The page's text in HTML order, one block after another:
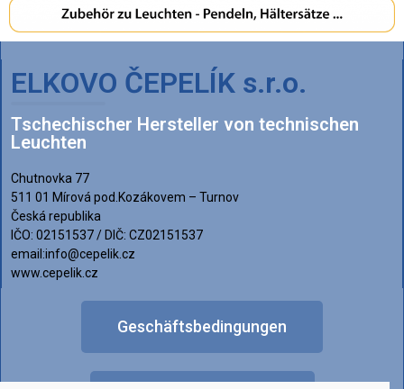
ELKOVO ČEPELÍK s.r.o.
Tschechischer Hersteller von technischen
Leuchten
Chutnovka 77
511 01 Mírová pod.Kozákovem – Turnov
Česká republika
IČO: 02151537 / DIČ: CZ02151537
email:info@cepelik.cz
www.cepelik.cz
Geschäftsbedingungen